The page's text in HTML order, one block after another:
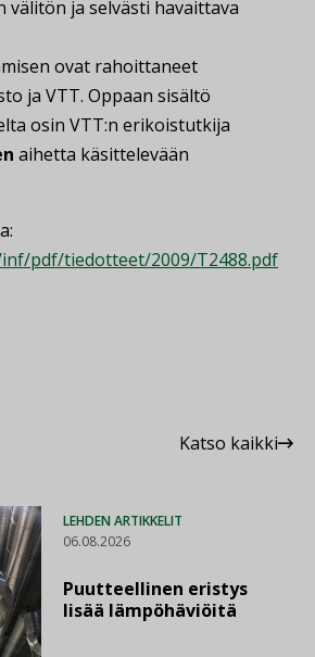
välitön ja selvästi havaittava
ovat rahoittaneet
ja VTT. Oppaan sisältö
osin VTT:n erikoistutkija
aihetta käsittelevään
pdf/tiedotteet/2009/T2488.pdf
Katso kaikki
LEHDEN ARTIKKELIT
06.08.2026
Puutteellinen eristys
lisää lämpöhäviöitä